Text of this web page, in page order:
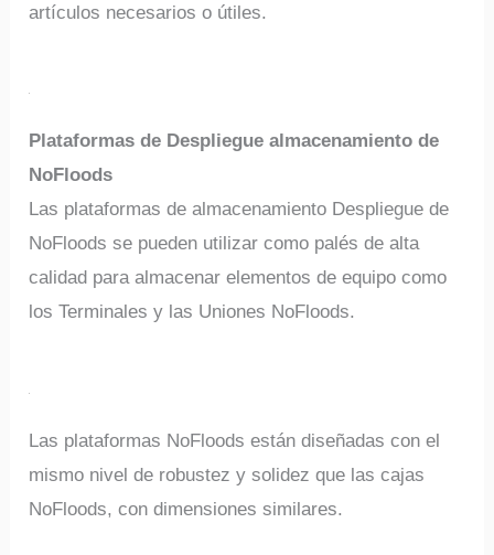
artículos necesarios o útiles.
Plataformas de Despliegue almacenamiento de
NoFloods
Las plataformas de almacenamiento Despliegue de
NoFloods se pueden utilizar como palés de alta
calidad para almacenar elementos de equipo como
los Terminales y las Uniones NoFloods.
Las plataformas NoFloods están diseñadas con el
mismo nivel de robustez y solidez que las cajas
NoFloods, con dimensiones similares.